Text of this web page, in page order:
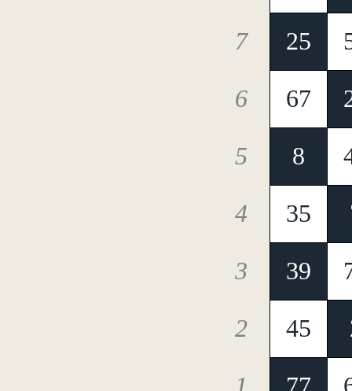
7 25
6 67
5 8
4 35
3 39
2 45